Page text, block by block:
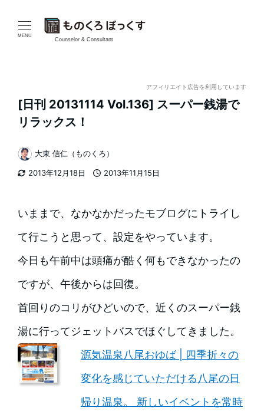
MENU
Counselor & Consultant
アフィリエイト広告を利用しています
[日刊 20131114 Vol.136] スーパー銭湯で
リラックス！
2013年12月18日
2013年11月15日
著
者
大東 信仁（ものくろ）
いままで、なかなかだったモブログにトライし
て行こうと思って、設定をやっています。
今日も午前中は頭痛が酷く何もできなかったの
ですが、午後からは回復。
首回りのコリがひどいので、近くのスーパー銭
湯に行ってジェットバスでほぐしてきました。
源気温泉八尾おゆば | 四季折々の
変化を感じていただける八尾の日
帰り温泉。 新しいイベントを常時